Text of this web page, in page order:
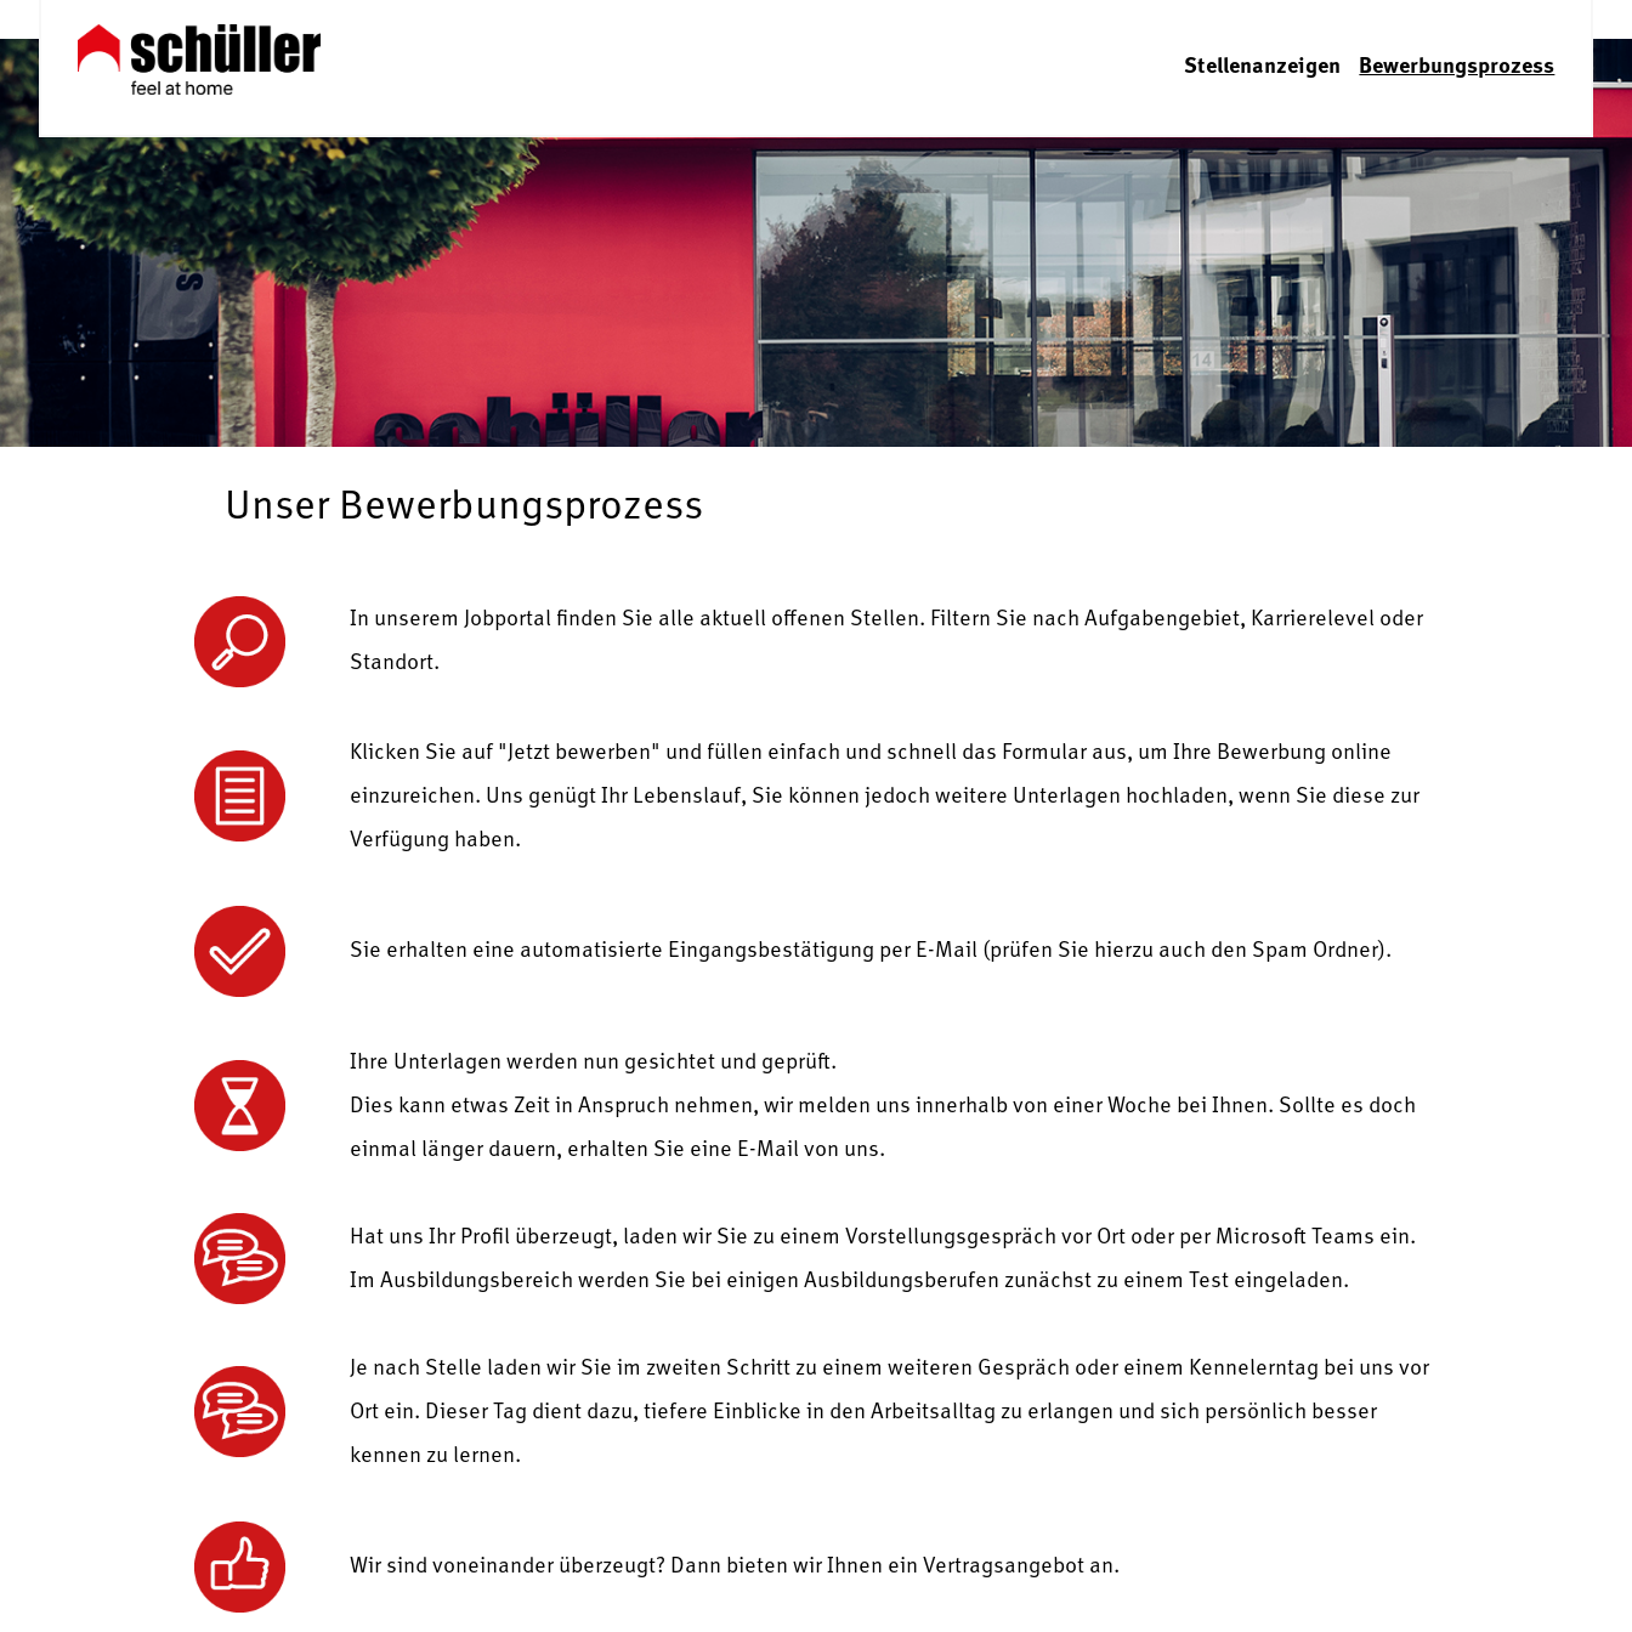
Stellenanzeigen Bewerbungsprozess
Unser Bewerbungsprozess
In unserem Jobportal finden Sie alle aktuell offenen Stellen. Filtern Sie nach Aufgabengebiet, Karrierelevel oder
Standort.
Klicken Sie auf "Jetzt bewerben" und füllen einfach und schnell das Formular aus, um Ihre Bewerbung online
einzureichen. Uns genügt Ihr Lebenslauf, Sie können jedoch weitere Unterlagen hochladen, wenn Sie diese zur
Verfügung haben.
Sie erhalten eine automatisierte Eingangsbestätigung per E-Mail (prüfen Sie hierzu auch den Spam Ordner).
Ihre Unterlagen werden nun gesichtet und geprüft.
Dies kann etwas Zeit in Anspruch nehmen, wir melden uns innerhalb von einer Woche bei Ihnen. Sollte es doch
einmal länger dauern, erhalten Sie eine E-Mail von uns.
Hat uns Ihr Profil überzeugt, laden wir Sie zu einem Vorstellungsgespräch vor Ort oder per Microsoft Teams ein.
Im Ausbildungsbereich werden Sie bei einigen Ausbildungsberufen zunächst zu einem Test eingeladen.
Je nach Stelle laden wir Sie im zweiten Schritt zu einem weiteren Gespräch oder einem Kennelerntag bei uns vor
Ort ein. Dieser Tag dient dazu, tiefere Einblicke in den Arbeitsalltag zu erlangen und sich persönlich besser
kennen zu lernen.
Wir sind voneinander überzeugt? Dann bieten wir Ihnen ein Vertragsangebot an.